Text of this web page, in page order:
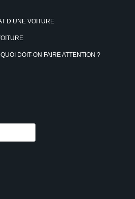
D’UNE VOITURE
DOIT-ON FAIRE ATTENTION ?